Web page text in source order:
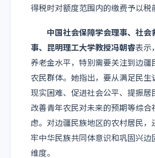
得税时对额度范围内的缴费予以税
中国社会保障学会理事、社会
事、昆明理工大学教授冯朝睿表示
养老金水平，特别需要关注到边疆
农民群体。她指出，要从满足民生
现实困难、促进社会公平、提振居
改善青年农民对未来的预期等综合
虑。对边疆民族地区的农村居民，
牢中华民族共同体意识和巩固兴边
维度。